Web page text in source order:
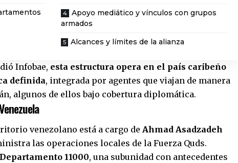
Apoyo mediático y vínculos con grupos
armados
Alcances y límites de la alianza
Infobae, esta estructura opera en el país caribeño
definida, integrada por agentes que viajan de manera
algunos de ellos bajo cobertura diplomática.
venezolano está a cargo de Ahmad Asadzadeh
las operaciones locales de la Fuerza Quds.
11000, una subunidad con antecedentes